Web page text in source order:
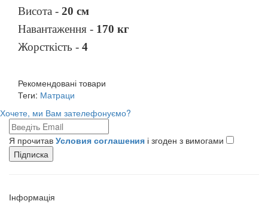
Висота - 20 см
Навантаження - 170 кг
Жорсткість - 4
Рекомендовані товари
Теги: Матраци
Хочете, ми Вам зателефонуємо?
Я прочитав Условия соглашения і згоден з вимогами
Підписка
Інформація